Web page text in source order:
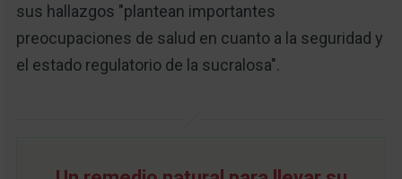
sus hallazgos "plantean importantes
preocupaciones de salud en cuanto a la seguridad y
el estado regulatorio de la sucralosa".